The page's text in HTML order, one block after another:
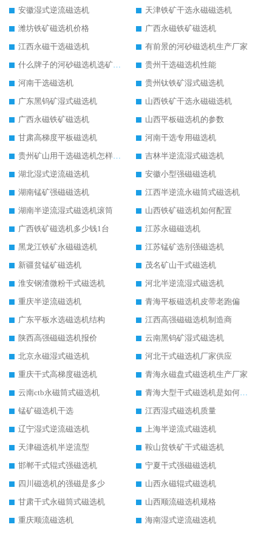
安徽湿式逆流磁选机
天津铁矿干选永磁磁选机
潍坊铁矿磁选机价格
广西永磁铁矿磁选机
江西永磁干选磁选机
有前景的河砂磁选机生产厂家
什么牌子的河砂磁选机选矿效果好
贵州干选磁选机性能
河南干选磁选机
贵州钛铁矿湿式磁选机
广东黑钨矿湿式磁选机
山西铁矿干选永磁磁选机
广西永磁铁矿磁选机
山西平板磁选机的参数
甘肃高梯度平板磁选机
河南干选专用磁选机
贵州矿山用干选磁选机怎样调磁
吉林半逆流湿式磁选机
湖北湿式逆流磁选机
安徽小型强磁磁选机
湖南锰矿强磁磁选机
江西半逆流永磁筒式磁选机
湖南半逆流湿式磁选机滚筒
山西铁矿磁选机如何配置
广西铁矿磁选机多少钱1台
江苏永磁磁选机
黑龙江铁矿永磁磁选机
江苏锰矿选别强磁选机
新疆贫锰矿磁选机
茂名矿山干式磁选机
淮安钢渣微粉干式磁选机
河北半逆流湿式磁选机
重庆半逆流磁选机
青海平板磁选机皮带老跑偏
广东平板水选磁选机结构
江西高强磁磁选机制造商
陕西高强磁磁选机报价
云南黑钨矿湿式磁选机
北京永磁湿式磁选机
河北干式磁选机厂家供应
重庆干式高梯度磁选机
青海永磁盘式磁选机生产厂家
云南ctb永磁筒式磁选机
青海大型干式磁选机是如何选矿的
锰矿磁选机干选
江西湿式磁选机质量
辽宁湿式逆流磁选机
上海半逆流式磁选机
天津磁选机半逆流型
鞍山贫铁矿干式磁选机
邯郸干式辊式强磁选机
宁夏干式强磁磁选机
四川磁选机的强磁是多少
山西永磁辊式磁选机
甘肃干式永磁筒式磁选机
山西顺流磁选机规格
重庆顺流磁选机
海南湿式逆流磁选机